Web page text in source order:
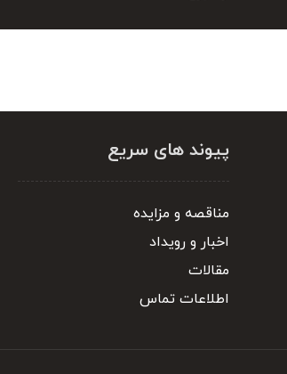
پیوند های سریع
مناقصه و مزایده
اخبار و رویداد
مقالات
اطلاعات تماس